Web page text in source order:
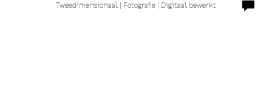
Tweedimensionaal | Fotografie | Digitaal bewerkt